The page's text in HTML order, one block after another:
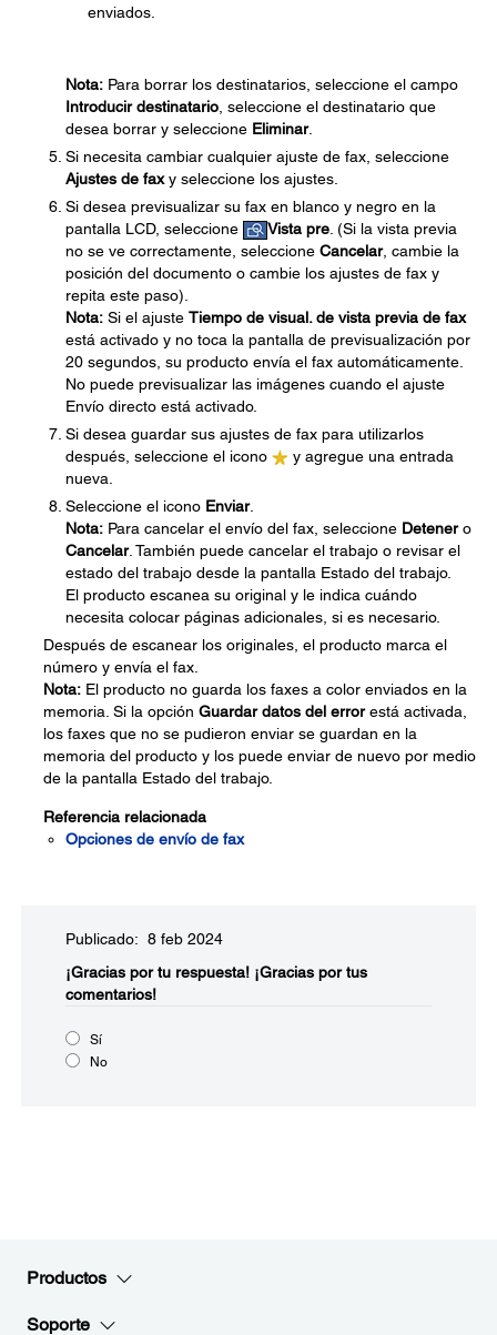
enviados.
Nota: Para borrar los destinatarios, seleccione el campo
Introducir destinatario , seleccione el destinatario que
desea borrar y seleccione Eliminar.
Si necesita cambiar cualquier ajuste de fax, seleccione
Ajustes de faxy seleccione los ajustes.
Si desea previsualizar su fax en blanco y negro en la
pantalla LCD, seleccione
Vista pre . (Si la vista previa
no se ve correctamente, seleccione Cancelar, cambie la
posición del documento o cambie los ajustes de fax y
repita este paso).
Nota: Si el ajuste Tiempo de visual. de vista previa de fax
está activado y no toca la pantalla de previsualización por
20 segundos, su producto envía el fax automáticamente.
No puede previsualizar las imágenes cuando el ajuste
Envío directo está activado.
Si desea guardar sus ajustes de fax para utilizarlos
después, seleccione el icono
y agregue una entrada
nueva.
Seleccione el icono Enviar.
Nota: Para cancelar el envío del fax, seleccione Detenero
Cancelar. También puede cancelar el trabajo o revisar el
estado del trabajo desde la pantalla Estado del trabajo.
El producto escanea su original y le indica cuándo
necesita colocar páginas adicionales, si es necesario.
Después de escanear los originales, el producto marca el
número y envía el fax.
Nota: El producto no guarda los faxes a color enviados en la
memoria. Si la opción Guardar datos del errorestá activada,
los faxes que no se pudieron enviar se guardan en la
memoria del producto y los puede enviar de nuevo por medio
de la pantalla Estado del trabajo.
Referencia relacionada
Opciones de envío de fax
Publicado: 8 feb 2024
¡Gracias por tu respuesta! ¡Gracias por tus
comentarios!
Sí
No
Productos
Soporte